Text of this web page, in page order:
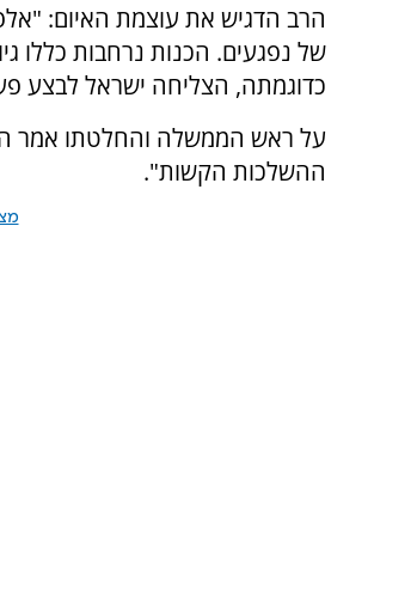
הרב הדגיש את עוצמת האיום:
של נפגעים. הכנות נרחבות כללו
כדוגמתה, הצליחה ישראל לבצע
על ראש הממשלה והחלטתו אמר
ההשלכות הקשות".